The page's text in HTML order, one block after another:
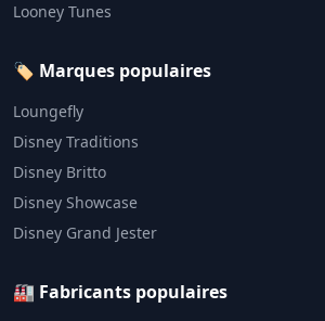
Looney Tunes
🏷️ Marques populaires
Loungefly
Disney Traditions
Disney Britto
Disney Showcase
Disney Grand Jester
🏭 Fabricants populaires